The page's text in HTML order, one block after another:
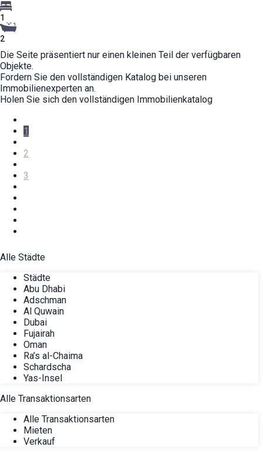
1
2
Die Seite präsentiert nur einen kleinen Teil der verfügbaren
Objekte.
Fordern Sie den vollständigen Katalog bei unseren
Immobilienexperten an.
Holen Sie sich den vollständigen Immobilienkatalog
1
2
3
Alle Städte
Städte
Abu Dhabi
Adschman
Al Quwain
Dubai
Fujairah
Oman
Ra’s al-Chaima
Schardscha
Yas-Insel
Alle Transaktionsarten
Alle Transaktionsarten
Mieten
Verkauf